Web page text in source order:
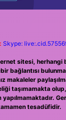
Skype:
sitesi, herhangi
bağlantısı
makaleler
taşımamakta
yapılmamaktadır.
tesadüfidir.